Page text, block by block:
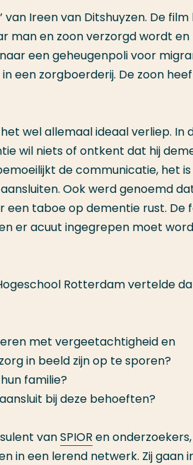
’ van Ireen van Ditshuyzen. De film
man en zoon verzorgd wordt en
een geheugenpoli voor
een zorgboerderij. De zoon
wel allemaal ideaal verliep. In
wil niets of ontkent dat hij
de communicatie, het is
Ook werd genoemd
taboe op dementie rust. De
er acuut ingegrepen moet
Rotterdam vertelde
met vergeetachtigheid en
in beeld zijn op te sporen?
familie?
bij deze behoeften?
vanSPIOR en onderzoekers,
in een lerend netwerk. Zij gaan